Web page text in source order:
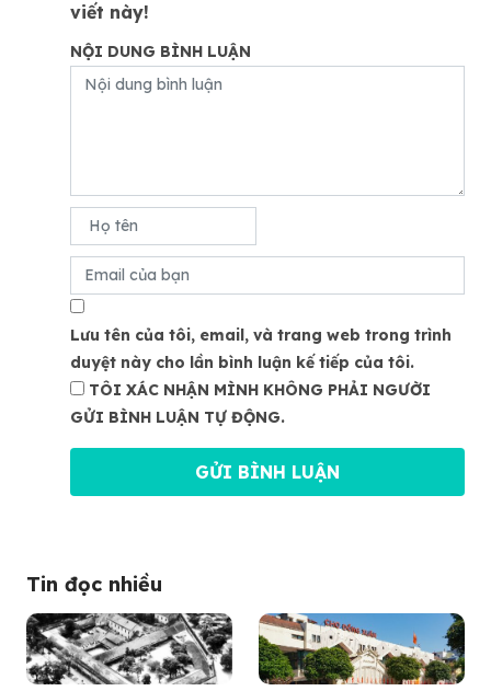
viết này!
NỘI DUNG BÌNH LUẬN
Lưu tên của tôi, email, và trang web trong trình
duyệt này cho lần bình luận kế tiếp của tôi.
TÔI XÁC NHẬN MÌNH KHÔNG PHẢI NGƯỜI
GỬI BÌNH LUẬN TỰ ĐỘNG.
Tin đọc nhiều